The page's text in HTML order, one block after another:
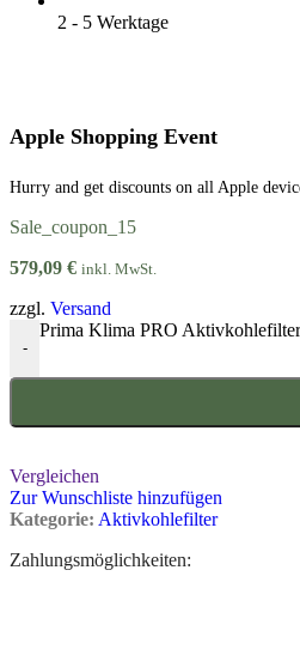
2 - 5 Werktage
Apple Shopping Event
Hurry and get discounts on all Apple
Sale_coupon_15
579,09 € inkl. MwSt.
zzgl. Versand
-
Prima Klima PRO
Vergleichen
Zur Wunschliste hinzufügen
Kategorie: Aktivkohlefilter
Zahlungsmöglichkeiten: